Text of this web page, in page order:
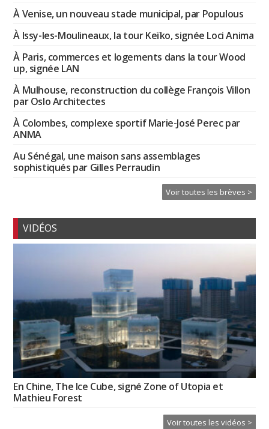
À Venise, un nouveau stade municipal, par Populous
À Issy-les-Moulineaux, la tour Keïko, signée Loci Anima
À Paris, commerces et logements dans la tour Wood
up, signée LAN
À Mulhouse, reconstruction du collège François Villon
par Oslo Architectes
À Colombes, complexe sportif Marie-José Perec par
ANMA
Au Sénégal, une maison sans assemblages
sophistiqués par Gilles Perraudin
Voir toutes les brèves >
VIDÉOS
En Chine, The Ice Cube, signé Zone of Utopia et
Mathieu Forest
Voir toutes les vidéos >